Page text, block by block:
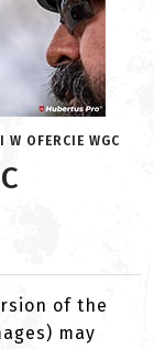
W OFERCIE WGC
of the
may